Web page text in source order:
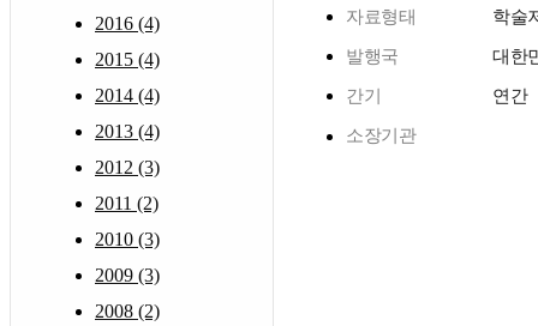
2016 (4)
2015 (4)
2014 (4)
2013 (4)
2012 (3)
2011 (2)
2010 (3)
2009 (3)
2008 (2)
자료형태 학술
발행국 대한
간기 연간
소장기관